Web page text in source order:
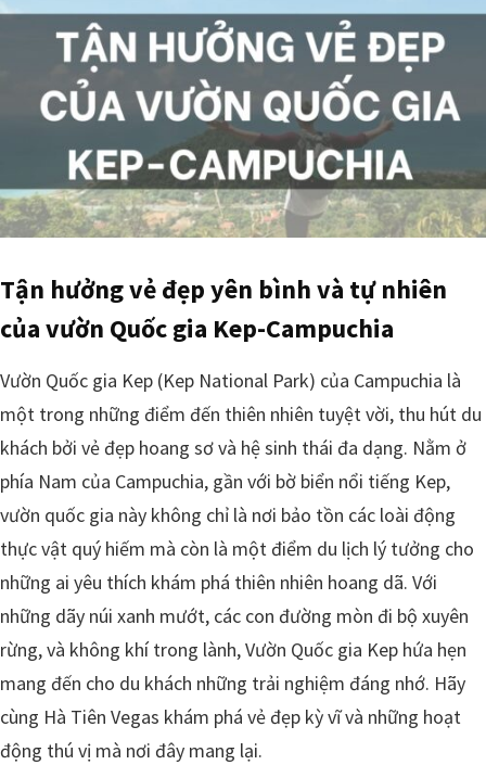
Tận hưởng vẻ đẹp yên bình và tự nhiên
của vườn Quốc gia Kep-Campuchia
Vườn Quốc gia Kep (Kep National Park) của Campuchia là
một trong những điểm đến thiên nhiên tuyệt vời, thu hút du
khách bởi vẻ đẹp hoang sơ và hệ sinh thái đa dạng. Nằm ở
phía Nam của Campuchia, gần với bờ biển nổi tiếng Kep,
vườn quốc gia này không chỉ là nơi bảo tồn các loài động
thực vật quý hiếm mà còn là một điểm du lịch lý tưởng cho
những ai yêu thích khám phá thiên nhiên hoang dã. Với
những dãy núi xanh mướt, các con đường mòn đi bộ xuyên
rừng, và không khí trong lành, Vườn Quốc gia Kep hứa hẹn
mang đến cho du khách những trải nghiệm đáng nhớ. Hãy
cùng Hà Tiên Vegas khám phá vẻ đẹp kỳ vĩ và những hoạt
động thú vị mà nơi đây mang lại.